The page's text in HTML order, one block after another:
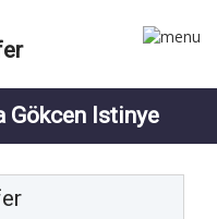
Gökcen Istinye